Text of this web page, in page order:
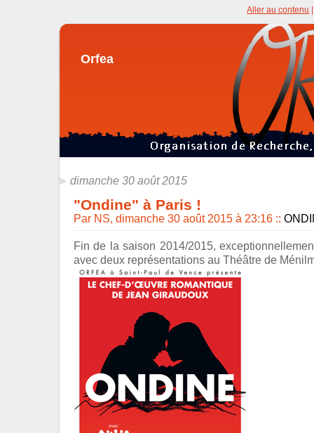
Orfea
Aller au contenu
dimanche 30 août 2015
"Ondine" à Paris !
Par NS, dimanche 30 août 2015 à 23:16 ::
Fin de la saison 2014/2015,
avec deux représentations au Théâtre de